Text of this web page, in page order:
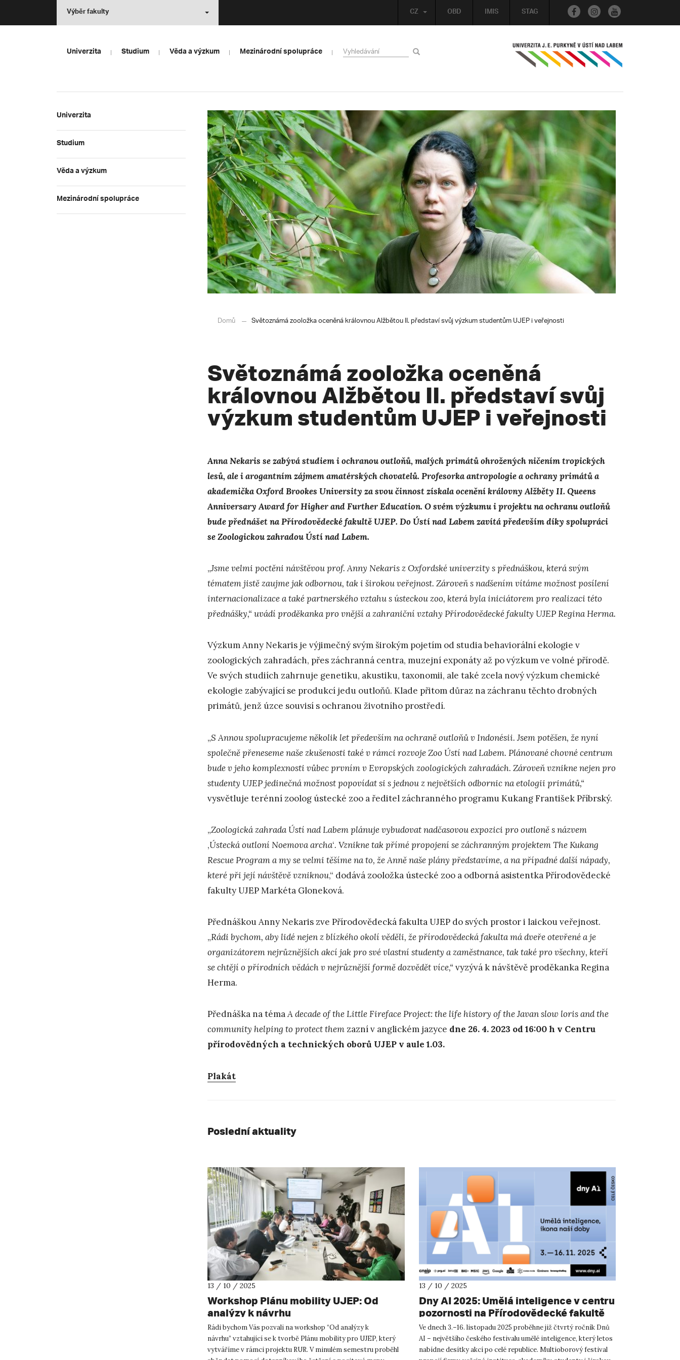
OBD IMIS STAG
CZ
Výběr fakulty
Univerzita Studium Věda a výzkum Mezinárodní spolupráce
Univerzita
Studium
Věda a výzkum
Mezinárodní spolupráce
Domů Světoznámá zooložka oceněná královnou Alžbětou II. představí svůj výzkum studentům UJEP i veřejnosti
Světoznámá zooložka oceněná
královnou Alžbětou II. představí svůj
výzkum studentům UJEP i veřejnosti
Anna Nekaris se zabývá studiem i ochranou outloňů, malých primátů ohrožených ničením tropických
lesů, ale i arogantním zájmem amatérských chovatelů. Profesorka antropologie a ochrany primátů a
akademička Oxford Brookes University za svou činnost získala ocenění královny Alžběty II. Queens
Anniversary Award for Higher and Further Education. O svém výzkumu i projektu na ochranu outloňů
bude přednášet na Přírodovědecké fakultě UJEP. Do Ústí nad Labem zavítá především díky spolupráci
se Zoologickou zahradou Ústí nad Labem.
„Jsme velmi poctěni návštěvou prof. Anny Nekaris z Oxfordské univerzity s přednáškou, která svým
tématem jistě zaujme jak odbornou, tak i širokou veřejnost. Zároveň s nadšením vítáme možnost posílení
internacionalizace a také partnerského vztahu s ústeckou zoo, která byla iniciátorem pro realizaci této
přednášky,“ uvádí proděkanka pro vnější a zahraniční vztahy Přírodovědecké fakulty UJEP Regina Herma.
Výzkum Anny Nekaris je výjimečný svým širokým pojetím od studia behaviorální ekologie v
zoologických zahradách, přes záchranná centra, muzejní exponáty až po výzkum ve volné přírodě.
Ve svých studiích zahrnuje genetiku, akustiku, taxonomii, ale také zcela nový výzkum chemické
ekologie zabývající se produkcí jedu outloňů. Klade přitom důraz na záchranu těchto drobných
primátů, jenž úzce souvisí s ochranou životního prostředí.
„S Annou spolupracujeme několik let především na ochraně outloňů v Indonésii. Jsem potěšen, že nyní
společně přeneseme naše zkušenosti také v rámci rozvoje Zoo Ústí nad Labem. Plánované chovné centrum
bude v jeho komplexnosti vůbec prvním v Evropských zoologických zahradách. Zároveň vznikne nejen pro
studenty UJEP jedinečná možnost popovídat si s jednou z největších odbornic na etologii primátů,“
vysvětluje terénní zoolog ústecké zoo a ředitel záchranného programu Kukang František Příbrský.
„Zoologická zahrada Ústí nad Labem plánuje vybudovat nadčasovou expozici pro outloně s názvem
,Ústecká outloní Noemova archa‘. Vznikne tak přímé propojení se záchranným projektem The Kukang
Rescue Program a my se velmi těšíme na to, že Anně naše plány představíme, a na případné další nápady,
které při její návštěvě vzniknou,“ dodává zooložka ústecké zoo a odborná asistentka Přírodovědecké
fakulty UJEP Markéta Gloneková.
Přednáškou Anny Nekaris zve Přírodovědecká fakulta UJEP do svých prostor i laickou veřejnost.
„Rádi bychom, aby lidé nejen z blízkého okolí věděli, že přírodovědecká fakulta má dveře otevřené a je
organizátorem nejrůznějších akcí jak pro své vlastní studenty a zaměstnance, tak také pro všechny, kteří
se chtějí o přírodních vědách v nejrůznější formě dozvědět více,“ vyzývá k návštěvě proděkanka Regina
Herma.
Přednáška na témaA decade of the Little Fireface Project: the life history of the Javan slow loris and the
community helping to protect them zazní v anglickém jazyce dne 26. 4. 2023 od 16:00 h v Centru
přírodovědných a technických oborů UJEP v aule 1.03.
Plakát
Poslední aktuality
13 / 10 / 2025
Workshop Plánu mobility UJEP: Od
analýzy k návrhu
Rádi bychom Vás pozvali na workshop “Od analýzy k
návrhu” vztahující se k tvorbě Plánu mobility pro UJEP, který
vytváříme v rámci projektu RUR. V minulém semestru proběhl
13 / 10 / 2025
Dny AI 2025: Umělá inteligence v centru
pozornosti na Přírodovědecké fakultě
UJEP
Ve dnech 3.–16. listopadu 2025 proběhne již čtvrtý ročník Dnů
AI – největšího českého festivalu umělé inteligence, který letos
nabídne desítky akcí po celé republice. Multioborový festival